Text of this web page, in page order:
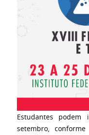
Estudantes
setembro,